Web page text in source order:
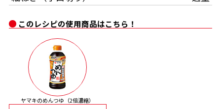
楽チン屋®
だし巻き卵特集
かつおだしが決め手！簡単茶碗蒸し
このレシピの使用商品はこちら！
ヤマキのめんつゆ（2倍濃縮）